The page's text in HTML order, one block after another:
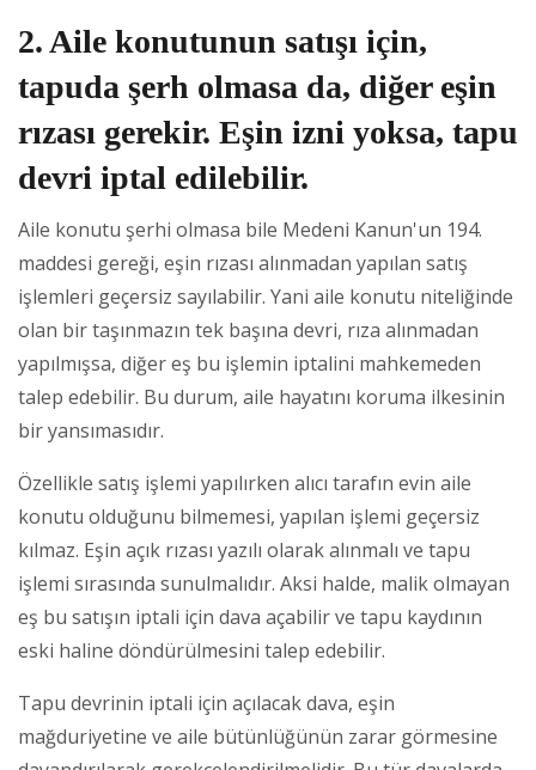
2. Aile konutunun satışı için,
tapuda şerh olmasa da, diğer eşin
rızası gerekir. Eşin izni yoksa, tapu
devri iptal edilebilir.
Aile konutu şerhi olmasa bile Medeni Kanun'un 194.
maddesi gereği, eşin rızası alınmadan yapılan satış
işlemleri geçersiz sayılabilir. Yani aile konutu niteliğinde
olan bir taşınmazın tek başına devri, rıza alınmadan
yapılmışsa, diğer eş bu işlemin iptalini mahkemeden
talep edebilir. Bu durum, aile hayatını koruma ilkesinin
bir yansımasıdır.
Özellikle satış işlemi yapılırken alıcı tarafın evin aile
konutu olduğunu bilmemesi, yapılan işlemi geçersiz
kılmaz. Eşin açık rızası yazılı olarak alınmalı ve tapu
işlemi sırasında sunulmalıdır. Aksi halde, malik olmayan
eş bu satışın iptali için dava açabilir ve tapu kaydının
eski haline döndürülmesini talep edebilir.
Tapu devrinin iptali için açılacak dava, eşin
mağduriyetine ve aile bütünlüğünün zarar görmesine